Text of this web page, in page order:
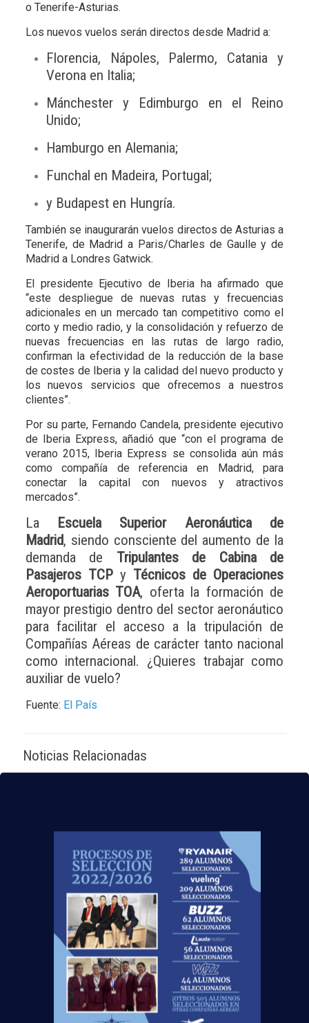
o Tenerife-Asturias.
Los nuevos vuelos serán directos desde Madrid a:
Florencia, Nápoles, Palermo, Catania y
Verona en Italia;
Mánchester y Edimburgo en el Reino
Unido;
Hamburgo en Alemania;
Funchal en Madeira, Portugal;
y Budapest en Hungría.
También se inaugurarán vuelos directos de Asturias a
Tenerife, de Madrid a Paris/Charles de Gaulle y de
Madrid a Londres Gatwick.
El presidente Ejecutivo de Iberia ha afirmado que
“este despliegue de nuevas rutas y frecuencias
adicionales en un mercado tan competitivo como el
corto y medio radio, y la consolidación y refuerzo de
nuevas frecuencias en las rutas de largo radio,
confirman la efectividad de la reducción de la base
de costes de Iberia y la calidad del nuevo producto y
los nuevos servicios que ofrecemos a nuestros
clientes”.
Por su parte, Fernando Candela, presidente ejecutivo
de Iberia Express, añadió que “con el programa de
verano 2015, Iberia Express se consolida aún más
como compañía de referencia en Madrid, para
conectar la capital con nuevos y atractivos
mercados”.
La
Escuela Superior Aeronáutica de
Madrid, siendo consciente del aumento de la
demanda de Tripulantes de Cabina de
Pasajeros TCPy Técnicos de Operaciones
Aeroportuarias TOA, oferta la formación de
mayor prestigio dentro del sector aeronáutico
para facilitar el acceso a la tripulación de
Compañías Aéreas de carácter tanto nacional
como internacional. ¿Quieres trabajar como
auxiliar de vuelo?
Fuente: El País
Noticias Relacionadas
Madrid-Barajas supera los 6 millones de
pasajeros junio: qué significa para quienes
quieren ser TCP
Leer más
¡Últimas plazas! Nuevo Curso TCP en Madrid
– Tercer cuatrimestre 2026